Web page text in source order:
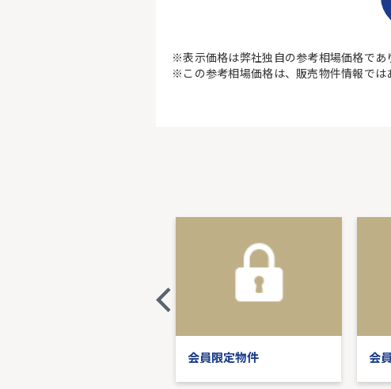
※表示価格は弊社独自の参考相場価格であ
※この参考相場価格は、販売物件情報では
会員限定物件 会